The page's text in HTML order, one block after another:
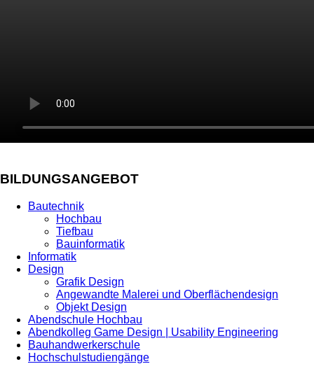
BILDUNGSANGEBOT
Bautechnik
Hochbau
Tiefbau
Bauinformatik
Informatik
Design
Grafik Design
Angewandte Malerei und Oberflächendesign
Objekt Design
Abendschule Hochbau
Abendkolleg Game Design | Usability Engineering
Bauhandwerkerschule
Hochschulstudiengänge